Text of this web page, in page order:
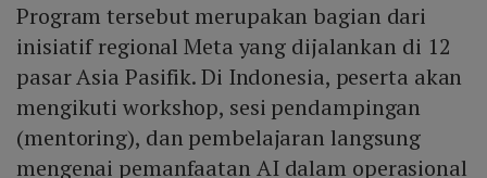
Program tersebut merupakan bagian dari
inisiatif regional Meta yang dijalankan di 12
pasar Asia Pasifik. Di Indonesia, peserta akan
mengikuti workshop, sesi pendampingan
(mentoring), dan pembelajaran langsung
mengenai pemanfaatan AI dalam operasional